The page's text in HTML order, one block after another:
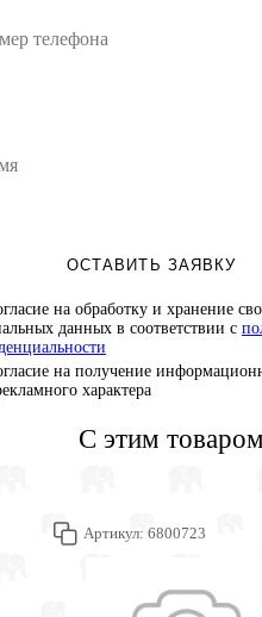
ОСТАВИТЬ ЗАЯВКУ
на обработку и хранение
данных в соответствии с
на получение
характера
С этим
Артикул: 6800723